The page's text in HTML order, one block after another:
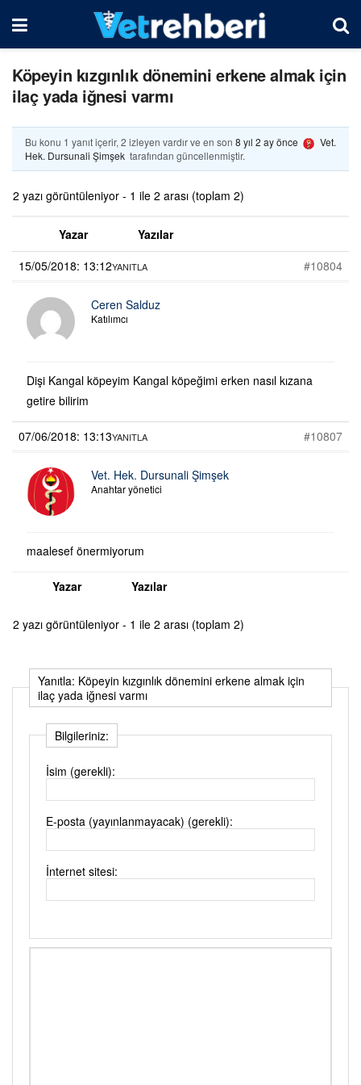
Köpeyin kızgınlık dönemini erkene almak için
ilaç yada iğnesi varmı
Bu konu 1 yanıt içerir, 2 izleyen vardır ve en son 8 yıl 2 ay önce
Vet.
Hek. Dursunali Şimşek tarafından güncellenmiştir.
2 yazı görüntüleniyor - 1 ile 2 arası (toplam 2)
Yazar
Yazılar
15/05/2018: 13:12
#10804
YANITLA
Ceren Salduz
Katılımcı
Dişi Kangal köpeyim Kangal köpeğimi erken nasıl kızana
getire bilirim
07/06/2018: 13:13 #10807
YANITLA
Vet. Hek. Dursunali Şimşek
Anahtar yönetici
maalesef önermiyorum
Yazar Yazılar
2 yazı görüntüleniyor - 1 ile 2 arası (toplam 2)
Yanıtla: Köpeyin kızgınlık dönemini erkene almak için
ilaç yada iğnesi varmı
Bilgileriniz:
İsim (gerekli):
E-posta (yayınlanmayacak) (gerekli):
İnternet sitesi: